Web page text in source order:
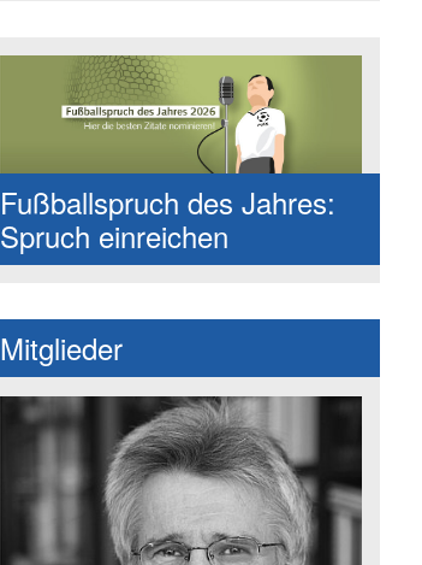
Fußballspruch des Jahres:
Spruch einreichen
Mitglieder